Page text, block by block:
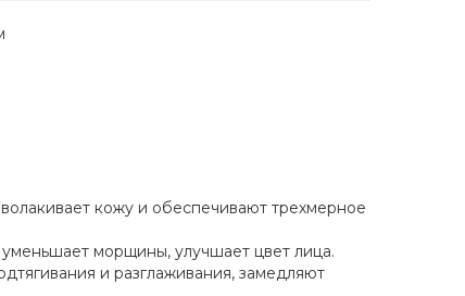
кожу и обеспечивают трехмерное
уменьшает морщины, улучшает цвет лица.
и разглаживания, замедляют